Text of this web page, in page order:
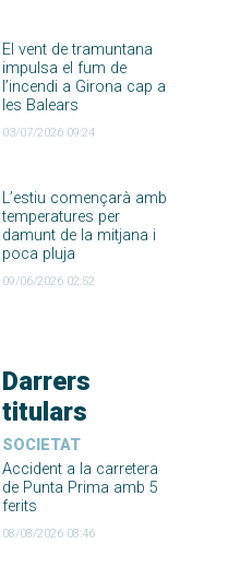
El vent de tramuntana
impulsa el fum de
l’incendi a Girona cap a
les Balears
03/07/2026 09:24
L’estiu començarà amb
temperatures per
damunt de la mitjana i
poca pluja
09/06/2026 02:52
Darrers
titulars
SOCIETAT
Accident a la carretera
de Punta Prima amb 5
ferits
08/08/2026 08:46